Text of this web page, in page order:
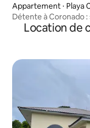
Appartement ⋅ Playa
Détente à Coronado
Location de